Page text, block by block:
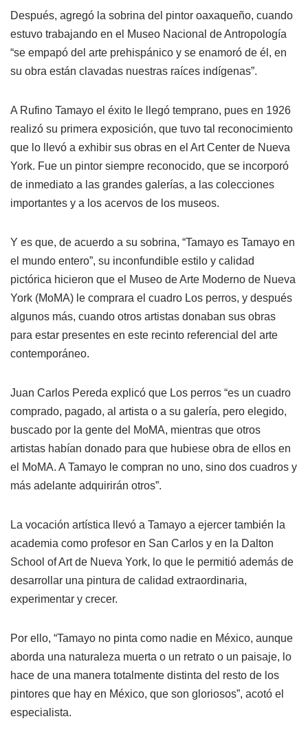
Después, agregó la sobrina del pintor oaxaqueño, cuando
estuvo trabajando en el Museo Nacional de Antropología
“se empapó del arte prehispánico y se enamoró de él, en
su obra están clavadas nuestras raíces indígenas”.
A Rufino Tamayo el éxito le llegó temprano, pues en 1926
realizó su primera exposición, que tuvo tal reconocimiento
que lo llevó a exhibir sus obras en el Art Center de Nueva
York. Fue un pintor siempre reconocido, que se incorporó
de inmediato a las grandes galerías, a las colecciones
importantes y a los acervos de los museos.
Y es que, de acuerdo a su sobrina, “Tamayo es Tamayo en
el mundo entero”, su inconfundible estilo y calidad
pictórica hicieron que el Museo de Arte Moderno de Nueva
York (MoMA) le comprara el cuadro Los perros, y después
algunos más, cuando otros artistas donaban sus obras
para estar presentes en este recinto referencial del arte
contemporáneo.
Juan Carlos Pereda explicó que Los perros “es un cuadro
comprado, pagado, al artista o a su galería, pero elegido,
buscado por la gente del MoMA, mientras que otros
artistas habían donado para que hubiese obra de ellos en
el MoMA. A Tamayo le compran no uno, sino dos cuadros y
más adelante adquirirán otros”.
La vocación artística llevó a Tamayo a ejercer también la
academia como profesor en San Carlos y en la Dalton
School of Art de Nueva York, lo que le permitió además de
desarrollar una pintura de calidad extraordinaria,
experimentar y crecer.
Por ello, “Tamayo no pinta como nadie en México, aunque
aborda una naturaleza muerta o un retrato o un paisaje, lo
hace de una manera totalmente distinta del resto de los
pintores que hay en México, que son gloriosos”, acotó el
especialista.